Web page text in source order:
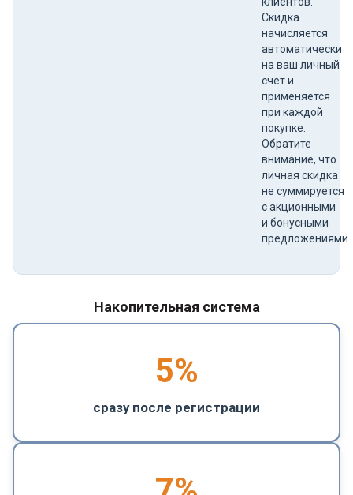
Скидка
начисляется
автоматически
на ваш личный
счет и
применяется
при каждой
покупке.
Обратите
внимание, что
личная скидка
не суммируется
с акционными
и бонусными
предложениями.
Накопительная система
5%
сразу после регистрации